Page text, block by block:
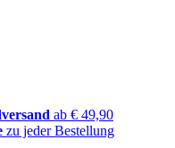
ab € 49,90
zu jeder Bestellung